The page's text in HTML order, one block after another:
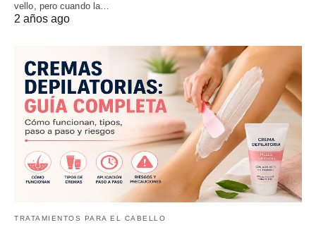
vello, pero cuando la…
2 años ago
TRATAMIENTOS PARA EL CABELLO